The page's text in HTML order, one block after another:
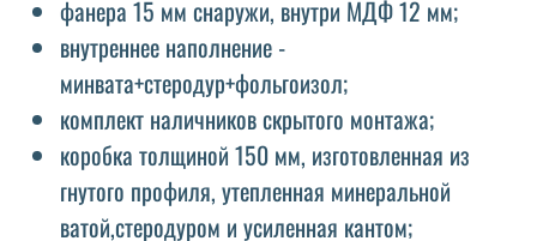
фанера 15 мм снаружи, внутри МДФ 12 мм;
внутреннее наполнение -
минвата+стеродур+фольгоизол;
комплект наличников скрытого монтажа;
коробка толщиной 150 мм, изготовленная из
гнутого профиля, утепленная минеральной
ватой,стеродуром и усиленная кантом;